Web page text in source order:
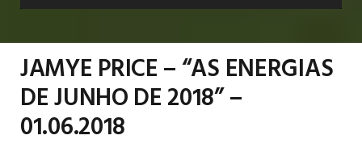
JAMYE PRICE – “AS ENERGIAS
DE JUNHO DE 2018” –
01.06.2018